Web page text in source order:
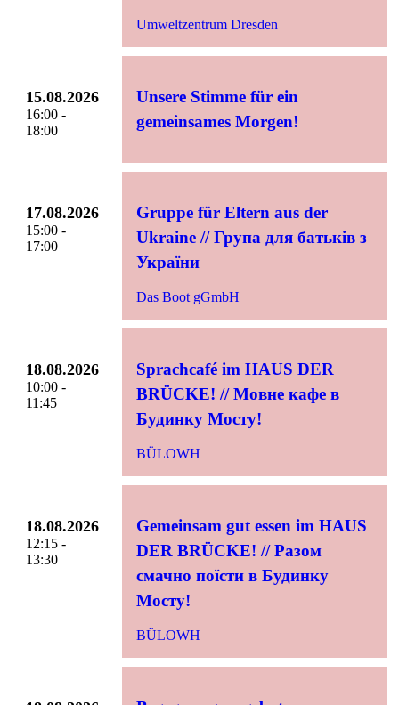
Umweltzentrum Dresden
15.08.2026
16:00 -
18:00
Unsere Stimme für ein
gemeinsames Morgen!
17.08.2026
15:00 -
17:00
Gruppe für Eltern aus der
Ukraine // Група для батьків з
України
Das Boot gGmbH
18.08.2026
10:00 -
11:45
Sprachcafé im HAUS DER
BRÜCKE! // Мовне кафе в
Будинку Мосту!
BÜLOWH
18.08.2026
12:15 -
13:30
Gemeinsam gut essen im HAUS
DER BRÜCKE! // Разом
смачно поїсти в Будинку
Мосту!
BÜLOWH